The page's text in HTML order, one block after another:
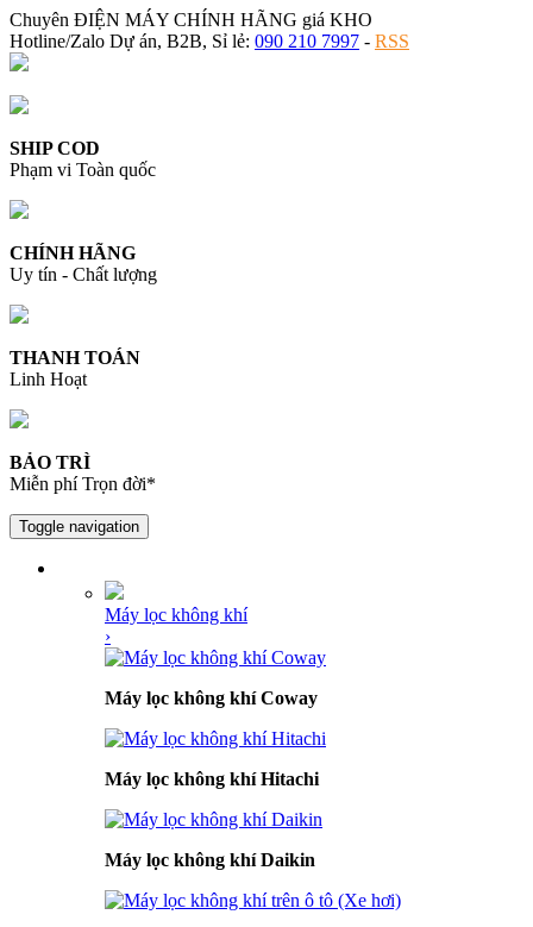
Chuyên ĐIỆN MÁY CHÍNH HÃNG giá KHO
Hotline/Zalo Dự án, B2B, Sỉ lẻ: 090 210 7997 - RSS
SHIP COD
Phạm vi Toàn quốc
CHÍNH HÃNG
Uy tín - Chất lượng
THANH TOÁN
Linh Hoạt
BẢO TRÌ
Miễn phí Trọn đời*
Toggle navigation
Máy lọc không khí
›
Máy lọc không khí Coway
Máy lọc không khí Hitachi
Máy lọc không khí Daikin